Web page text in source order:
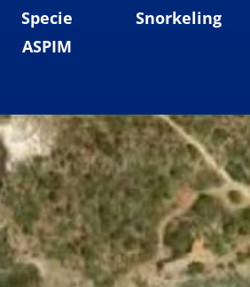
Specie
ASPIM
Snorkeling